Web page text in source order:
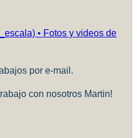
• Fotos y videos de
por e-mail.
con nosotros Martin!